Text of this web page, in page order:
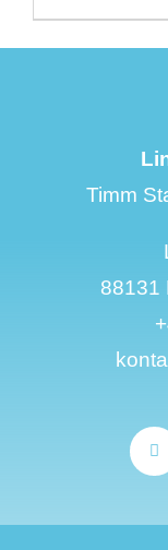
Timm
88131